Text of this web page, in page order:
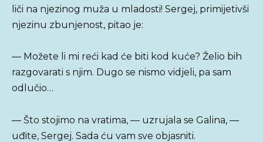
liči na njezinog muža u mladosti! Sergej, primijetivši
njezinu zbunjenost, pitao je:
— Možete li mi reći kad će biti kod kuće? Želio bih
razgovarati s njim. Dugo se nismo vidjeli, pa sam
odlučio…
— Što stojimo na vratima, — uzrujala se Galina, —
uđite, Sergej. Sada ću vam sve objasniti.